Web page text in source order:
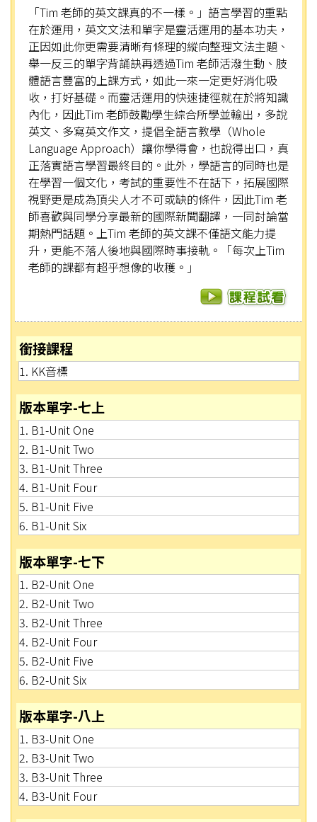
「Tim 老師的英文課真的不一樣。」語言學習的重點
在於運用，英文文法和單字是靈活運用的基本功夫，
正因如此你更需要清晰有條理的縱向整理文法主題、
舉一反三的單字背誦訣再透過Tim 老師活潑生動、肢
體語言豐富的上課方式，如此一來一定更好消化吸
收，打好基礎。而靈活運用的快速捷徑就在於將知識
內化，因此Tim 老師鼓勵學生綜合所學並輸出，多說
英文、多寫英文作文，提倡全語言教學（Whole
Language Approach）讓你學得會，也說得出口，真
正落實語言學習最終目的。此外，學語言的同時也是
在學習一個文化，考試的重要性不在話下，拓展國際
視野更是成為頂尖人才不可或缺的條件，因此Tim 老
師喜歡與同學分享最新的國際新聞翻譯，一同討論當
期熱門話題。上Tim 老師的英文課不僅語文能力提
升，更能不落人後地與國際時事接軌。「每次上Tim
老師的課都有超乎想像的收穫。」
銜接課程
1. KK音標
版本單字-七上
1. B1-Unit One
2. B1-Unit Two
3. B1-Unit Three
4. B1-Unit Four
5. B1-Unit Five
6. B1-Unit Six
版本單字-七下
1. B2-Unit One
2. B2-Unit Two
3. B2-Unit Three
4. B2-Unit Four
5. B2-Unit Five
6. B2-Unit Six
版本單字-八上
1. B3-Unit One
2. B3-Unit Two
3. B3-Unit Three
4. B3-Unit Four